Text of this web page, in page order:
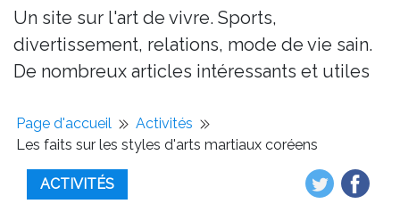
Un site sur l'art de vivre. Sports,
divertissement, relations, mode de vie sain.
De nombreux articles intéressants et utiles
Page d'accueil
Activités
Les faits sur les styles d'arts martiaux coréens
ACTIVITÉS